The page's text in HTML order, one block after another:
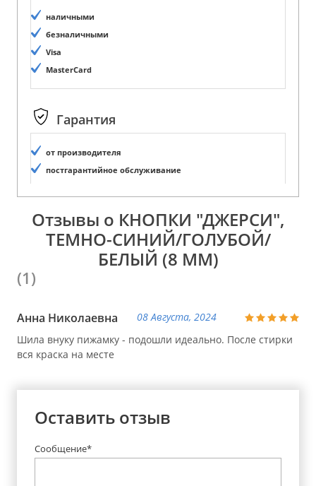
наличными
безналичными
Visa
MasterCard
Гарантия
от производителя
постгарантийное обслуживание
Отзывы о КНОПКИ "ДЖЕРСИ",
ТЕМНО-СИНИЙ/ГОЛУБОЙ/
БЕЛЫЙ (8 ММ)
(1)
Анна Николаевна
08 Августа, 2024
Шила внуку пижамку - подошли идеально. После стирки
вся краска на месте
Оставить отзыв
Сообщение*